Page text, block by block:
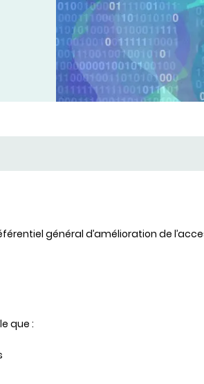
général d’amélioration de
que :